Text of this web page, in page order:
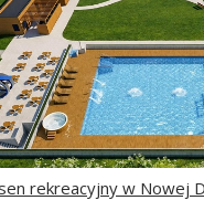
rekreacyjny w Nowej